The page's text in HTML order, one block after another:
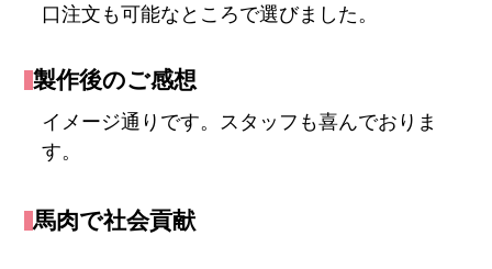
口注文も可能なところで選びました。
製作後のご感想
イメージ通りです。スタッフも喜んでおりま
す。
馬肉で社会貢献